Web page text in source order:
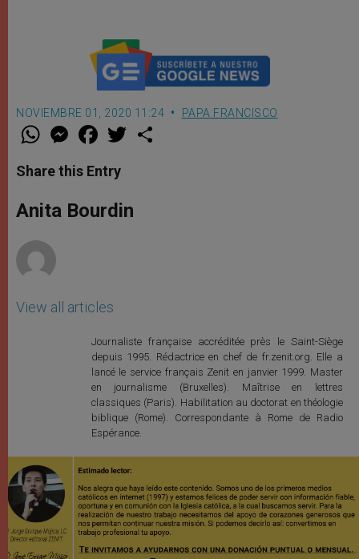
NOVIEMBRE 01, 2020 11:24 PAPA FRANCISCO
W
t
s
p
p
M
e
s
e
g
e
F
a
e
b
o
k
w
r
Share this Entry
Anita Bourdin
View all articles
Journaliste française accréditée près le Saint-Siège
depuis 1995. Rédactrice en chef de fr.zenit.org. Elle a
lancé le service français Zenit en janvier 1999. Master
en journalisme (Bruxelles). Maîtrise en lettres
classiques (Paris). Habilitation au doctorat en théologie
biblique (Rome). Correspondante à Rome de Radio
Espérance.